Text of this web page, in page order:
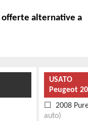
alternative a
USATO
Peugeot
2008
auto)